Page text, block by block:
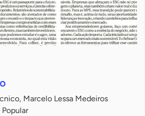
Marcelo Lessa Medeiros